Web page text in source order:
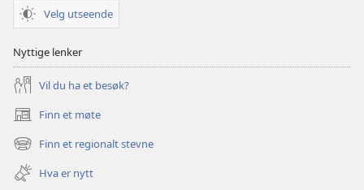
Velg utseende
Nyttige lenker
Vil du ha et besøk?
Finn et møte
(åpner
nytt
vindu)
Finn et regionalt stevne
(åpner
nytt
vindu)
Hva er nytt